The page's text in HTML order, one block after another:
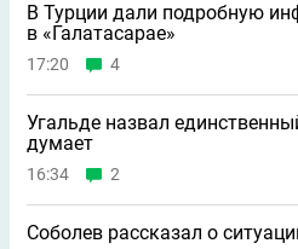
В Турции дали подробную
в «Галатасарае»
17:20 4
Угальде назвал
думает
16:34 2
Соболев рассказал о